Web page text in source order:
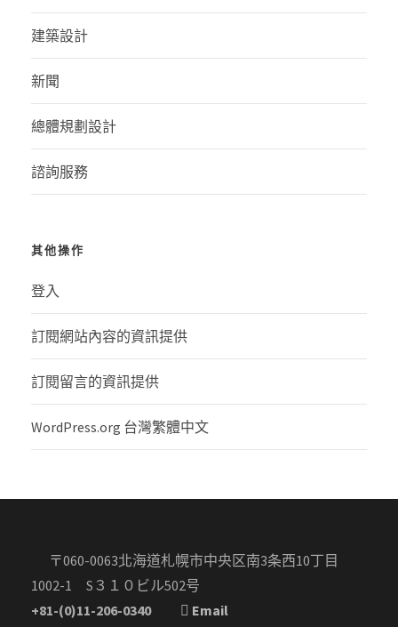
建築設計
新聞
總體規劃設計
諮詢服務
其他操作
登入
訂閱網站內容的資訊提供
訂閱留言的資訊提供
WordPress.org 台灣繁體中文
〒060-0063北海道札幌市中央区南3条西10丁目
1002-1 S３１０ビル502号
+81-(0)11-206-0340
Email